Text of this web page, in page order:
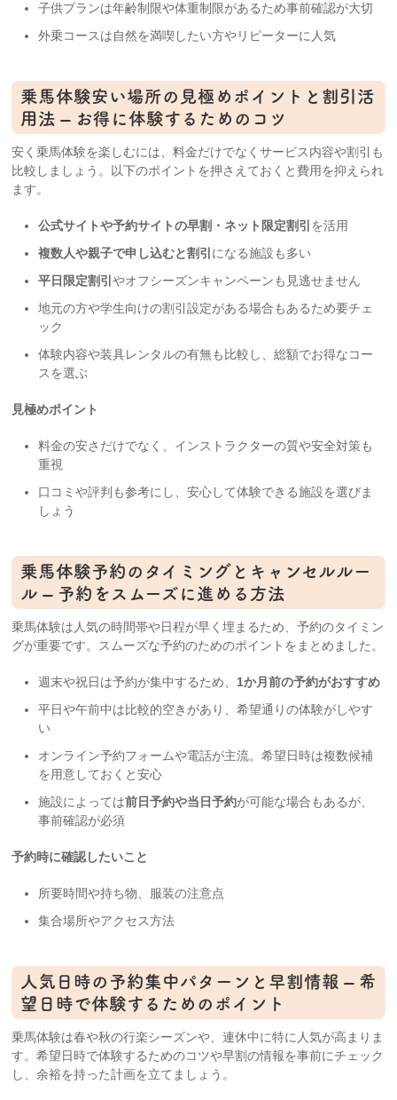
子供プランは年齢制限や体重制限があるため事前確認が大切
外乗コースは自然を満喫したい方やリピーターに人気
乗馬体験安い場所の見極めポイントと割引活
用法 – お得に体験するためのコツ
安く乗馬体験を楽しむには、料金だけでなくサービス内容や割引も
比較しましょう。以下のポイントを押さえておくと費用を抑えられ
ます。
公式サイトや予約サイトの早割・ネット限定割引 を活用
複数人や親子で申し込むと割引 になる施設も多い
平日限定割引やオフシーズンキャンペーンも見逃せません
地元の方や学生向けの割引設定がある場合もあるため要チェ
ック
体験内容や装具レンタルの有無も比較し、総額でお得なコー
スを選ぶ
見極めポイント
料金の安さだけでなく、インストラクターの質や安全対策も
重視
口コミや評判も参考にし、安心して体験できる施設を選びま
しょう
乗馬体験予約のタイミングとキャンセルルー
ル – 予約をスムーズに進める方法
乗馬体験は人気の時間帯や日程が早く埋まるため、予約のタイミン
グが重要です。スムーズな予約のためのポイントをまとめました。
週末や祝日は予約が集中するため、 1か月前の予約がおすすめ
平日や午前中は比較的空きがあり、希望通りの体験がしやす
い
オンライン予約フォームや電話が主流。希望日時は複数候補
を用意しておくと安心
施設によっては前日予約や当日予約が可能な場合もあるが、
事前確認が必須
予約時に確認したいこと
所要時間や持ち物、服装の注意点
集合場所やアクセス方法
人気日時の予約集中パターンと早割情報 – 希
望日時で体験するためのポイント
乗馬体験は春や秋の行楽シーズンや、連休中に特に人気が高まりま
す。希望日時で体験するためのコツや早割の情報を事前にチェック
し、余裕を持った計画を立てましょう。